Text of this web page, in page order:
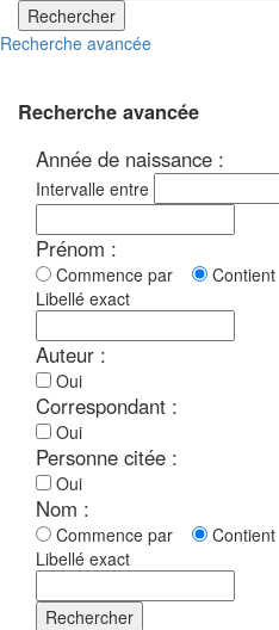
Rechercher
Recherche avancée
Recherche avancée
Année de naissance :
Intervalle entre
Prénom :
Commence par Contient
Libellé exact
Auteur :
Oui
Correspondant :
Oui
Personne citée :
Oui
Nom :
Commence par Contient
Libellé exact
Rechercher